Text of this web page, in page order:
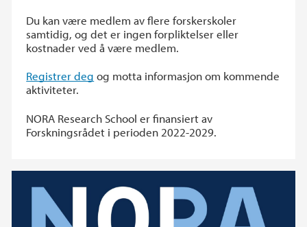
Du kan være medlem av flere forskerskoler
samtidig, og det er ingen forpliktelser eller
kostnader ved å være medlem.
Registrer deg og motta informasjon om kommende
aktiviteter.
NORA Research School er finansiert av
Forskningsrådet i perioden 2022-2029.